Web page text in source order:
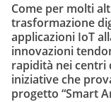
Come per molti
trasformazione
applicazioni IoT
innovazioni
rapidità nei centri
iniziative che
progetto “Smart